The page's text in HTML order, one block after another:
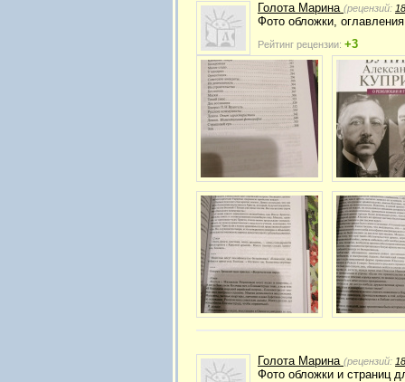
Голота Марина (рецензий:
Фото обложки,
Рейтинг рецензии: +3
Голота Марина (рецензий:
Фото обложки и страниц